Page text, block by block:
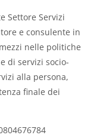
Settore Servizi
e consulente in
nelle politiche
di servizi socio-
alla persona,
finale dei